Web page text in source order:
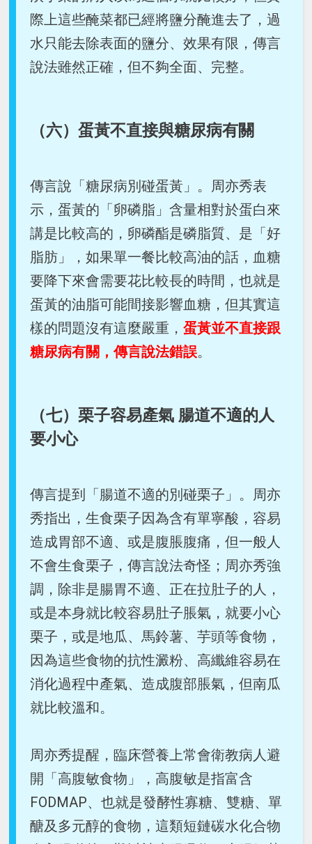
際上這些醃菜都已經將鹽分醃進去了，過
水只能去除表面的鹽分、效果有限，傳言
說法雖然正確，但不夠全面、完整。
（六）蛋黃不直接與糖尿病有關
傳言說「糖尿病別碰蛋黃」。周亦秀表
示，蛋黃的「卵磷脂」含量相對於蛋白來
講是比較高的，卵磷酯是磷脂質、是「好
脂肪」，如果單一餐比較高油的話，血糖
要降下來會需要花比較長的時間，也就是
蛋黃的油脂可能間接影響血糖，但其實這
樣的問題沒有這麼嚴重，蛋黃並不直接跟
糖尿病有關，傳言說法錯誤。
（七）栗子容易產氣 腸道不適的人
要小心
傳言提到「腸道不適的別碰栗子」。周亦
秀指出，生食栗子因為含有單寧酸，容易
造成胃部不適、或是腹脹腹痛，但一般人
不會生食栗子，傳言說法奇怪；周亦秀強
調，除非是腸胃不適、正在拉肚子的人，
或是本身就比較容易肚子脹氣，就要小心
栗子，或是地瓜、馬鈴薯、芋頭等食物，
因為這些食物的抗性澱粉、高纖維容易在
消化過程中產氣、造成腹部脹氣，但南瓜
就比較溫和。
周亦秀提醒，臨床營養上常會衛教病人避
開「高腹敏食物」，高腹敏是指富含
FODMAP、也就是發酵性寡糖、雙糖、單
醣及多元醇的食物，這類短鏈碳水化合物